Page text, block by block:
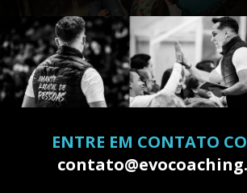
ENTRE EM CONTATO